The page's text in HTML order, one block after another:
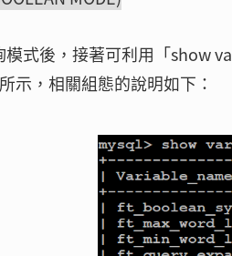
模式後，接著可利用「show
示，相關組態的說明如下：